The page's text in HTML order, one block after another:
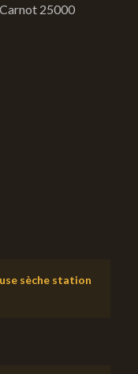
25000
sèche station